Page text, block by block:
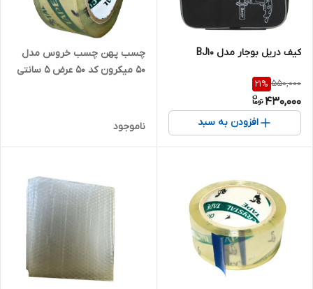
کیف دریل بوجار مدل BJ10
550,000
21%
430,000
افزودن به سبد
چسب پهن چسب خروس مدل
50 میکرون کد 50 عرض 5 سانتی
ناموجود